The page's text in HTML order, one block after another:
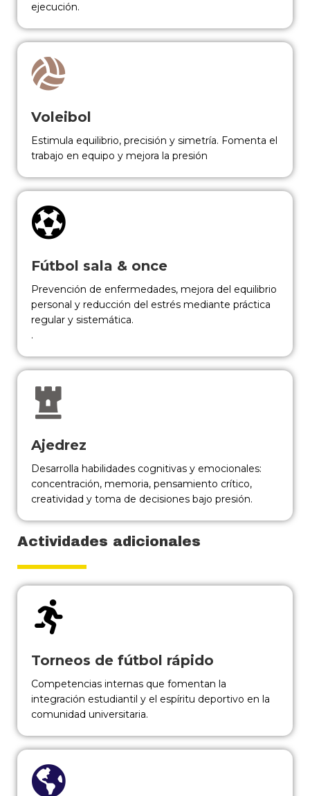
ejecución.
Voleibol
Estimula equilibrio, precisión y simetría. Fomenta el
trabajo en equipo y mejora la presión
Fútbol sala & once
Prevención de enfermedades, mejora del equilibrio
personal y reducción del estrés mediante práctica
regular y sistemática.
.
Ajedrez
Desarrolla habilidades cognitivas y emocionales:
concentración, memoria, pensamiento crítico,
creatividad y toma de decisiones bajo presión.
Actividades adicionales
Torneos de fútbol rápido
Competencias internas que fomentan la
integración estudiantil y el espíritu deportivo en la
comunidad universitaria.